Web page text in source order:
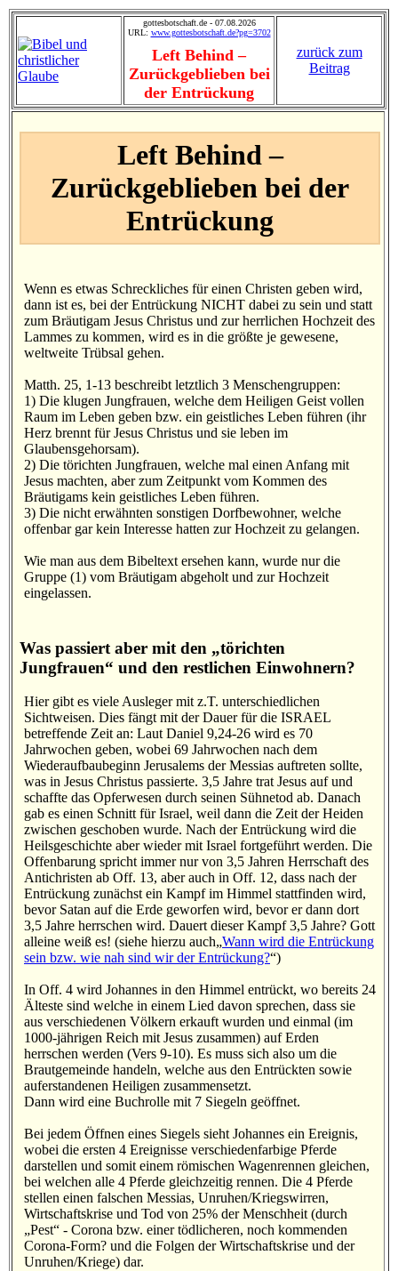
gottesbotschaft.de - 07.08.2026
URL: www.gottesbotschaft.de?pg=3702
Left Behind –
Zurückgeblieben bei
der Entrückung
zurück zum
Beitrag
Left Behind –
Zurückgeblieben bei der
Entrückung
Wenn es etwas Schreckliches für einen Christen geben wird,
dann ist es, bei der Entrückung NICHT dabei zu sein und statt
zum Bräutigam Jesus Christus und zur herrlichen Hochzeit des
Lammes zu kommen, wird es in die größte je gewesene,
weltweite Trübsal gehen.
Matth. 25, 1-13 beschreibt letztlich 3 Menschengruppen:
1) Die klugen Jungfrauen, welche dem Heiligen Geist vollen
Raum im Leben geben bzw. ein geistliches Leben führen (ihr
Herz brennt für Jesus Christus und sie leben im
Glaubensgehorsam).
2) Die törichten Jungfrauen, welche mal einen Anfang mit
Jesus machten, aber zum Zeitpunkt vom Kommen des
Bräutigams kein geistliches Leben führen.
3) Die nicht erwähnten sonstigen Dorfbewohner, welche
offenbar gar kein Interesse hatten zur Hochzeit zu gelangen.
Wie man aus dem Bibeltext ersehen kann, wurde nur die
Gruppe (1) vom Bräutigam abgeholt und zur Hochzeit
eingelassen.
Was passiert aber mit den „törichten
Jungfrauen“ und den restlichen Einwohnern?
Hier gibt es viele Ausleger mit z.T. unterschiedlichen
Sichtweisen. Dies fängt mit der Dauer für die ISRAEL
betreffende Zeit an: Laut Daniel 9,24-26 wird es 70
Jahrwochen geben, wobei 69 Jahrwochen nach dem
Wiederaufbaubeginn Jerusalems der Messias auftreten sollte,
was in Jesus Christus passierte. 3,5 Jahre trat Jesus auf und
schaffte das Opferwesen durch seinen Sühnetod ab. Danach
gab es einen Schnitt für Israel, weil dann die Zeit der Heiden
zwischen geschoben wurde. Nach der Entrückung wird die
Heilsgeschichte aber wieder mit Israel fortgeführt werden. Die
Offenbarung spricht immer nur von 3,5 Jahren Herrschaft des
Antichristen ab Off. 13, aber auch in Off. 12, dass nach der
Entrückung zunächst ein Kampf im Himmel stattfinden wird,
bevor Satan auf die Erde geworfen wird, bevor er dann dort
3,5 Jahre herrschen wird. Dauert dieser Kampf 3,5 Jahre? Gott
alleine weiß es! (siehe hierzu auch„Wann wird die Entrückung
sein bzw. wie nah sind wir der Entrückung?“)
In Off. 4 wird Johannes in den Himmel entrückt, wo bereits 24
Älteste sind welche in einem Lied davon sprechen, dass sie
aus verschiedenen Völkern erkauft wurden und einmal (im
1000-jährigen Reich mit Jesus zusammen) auf Erden
herrschen werden (Vers 9-10). Es muss sich also um die
Brautgemeinde handeln, welche aus den Entrückten sowie
auferstandenen Heiligen zusammensetzt.
Dann wird eine Buchrolle mit 7 Siegeln geöffnet.
Bei jedem Öffnen eines Siegels sieht Johannes ein Ereignis,
wobei die ersten 4 Ereignisse verschiedenfarbige Pferde
darstellen und somit einem römischen Wagenrennen gleichen,
bei welchen alle 4 Pferde gleichzeitig rennen. Die 4 Pferde
stellen einen falschen Messias, Unruhen/Kriegswirren,
Wirtschaftskrise und Tod von 25% der Menschheit (durch
„Pest“ - Corona bzw. einer tödlicheren, noch kommenden
Corona-Form? und die Folgen der Wirtschaftskrise und der
Unruhen/Kriege) dar.